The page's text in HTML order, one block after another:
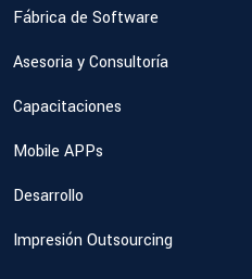
Fábrica de Software
Asesoria y Consultoría
Capacitaciones
Mobile APPs
Desarrollo
Impresión Outsourcing